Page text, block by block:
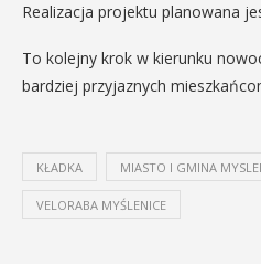
Realizacja projektu planowana
To kolejny krok w kierunku
bardziej przyjaznych
KŁADKA MIASTO I GMINA
VELORABA MYŚLENICE